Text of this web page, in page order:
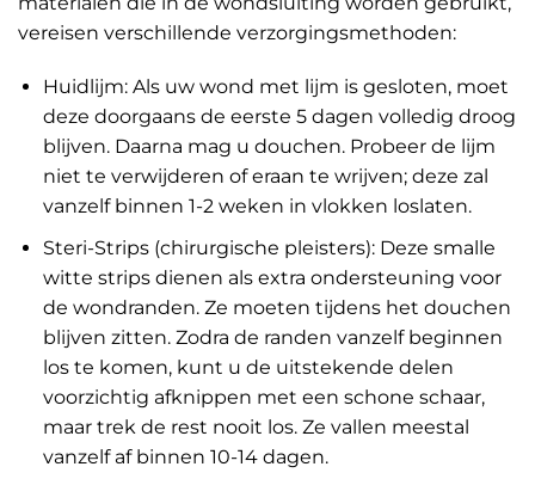
vereisen verschillende verzorgingsmethoden:
Huidlijm: Als uw wond met lijm is gesloten, moet
deze doorgaans de eerste 5 dagen volledig droog
blijven. Daarna mag u douchen. Probeer de lijm
niet te verwijderen of eraan te wrijven; deze zal
vanzelf binnen 1-2 weken in vlokken loslaten.
Steri-Strips (chirurgische pleisters): Deze smalle
witte strips dienen als extra ondersteuning voor
de wondranden. Ze moeten tijdens het douchen
blijven zitten. Zodra de randen vanzelf beginnen
los te komen, kunt u de uitstekende delen
voorzichtig afknippen met een schone schaar,
maar trek de rest nooit los. Ze vallen meestal
vanzelf af binnen 10-14 dagen.